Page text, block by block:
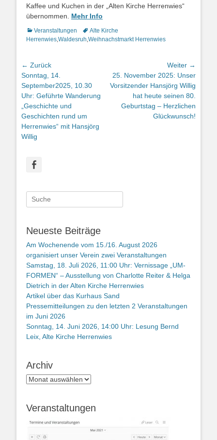
Kaffee und Kuchen in der „Alten Kirche Herrenwies“
übernommen. Mehr Info
Kategorien
Veranstaltungen Schlagworte
Alte Kirche
Herrenwies,Waldesruh,Weihnachstmarkt Herrenwies
Beitragsnavigation
← Zurück
Vorhergehender
Beitrag:
Sonntag, 14.
September2025, 10.30
Uhr: Geführte Wanderung
„Geschichte und
Geschichten rund um
Herrenwies“ mit Hansjörg
Willig
Weiter →
Nächster
Beitrag:
25. November 2025: Unser
Vorsitzender Hansjörg Willig
hat heute seinen 80.
Geburtstag – Herzlichen
Glückwunsch!
Suche
nach:
Neueste Beiträge
Am Wochenende vom 15./16. August 2026
organisiert unser Verein zwei Veranstaltungen
Samstag, 18. Juli 2026, 11:00 Uhr: Vernissage „UM-
FORMEN“ – Ausstellung von Charlotte Reiter & Helga
Dietrich in der Alten Kirche Herrenwies
Artikel über das Kurhaus Sand
Pressemitteilungen zu den letzten 2 Veranstaltungen
im Juni 2026
Sonntag, 14. Juni 2026, 14:00 Uhr: Lesung Bernd
Leix, Alte Kirche Herrenwies
Archiv
Archiv
Veranstaltungen